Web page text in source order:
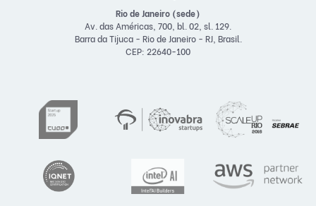
Rio de Janeiro (sede)
Av. das Américas, 700, bl. 02, sl. 129.
Barra da Tijuca - Rio de Janeiro - RJ, Brasil.
CEP: 22640-100